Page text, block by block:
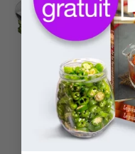
Mandoline de Cuisine
Acier Inoxydable
Multifonction
Professionnelle